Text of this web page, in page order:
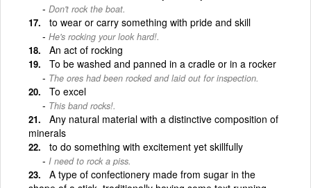
Don't rock the boat.
to wear or carry something with pride and skill
He's rocking your look hard!.
An act of rocking
To be washed and panned in a cradle or in a rocker
The ores had been rocked and laid out for inspection.
To excel
This band rocks!.
Any natural material with a distinctive composition of
minerals
to do something with excitement yet skillfully
I need to rock a piss.
A type of confectionery made from sugar in the